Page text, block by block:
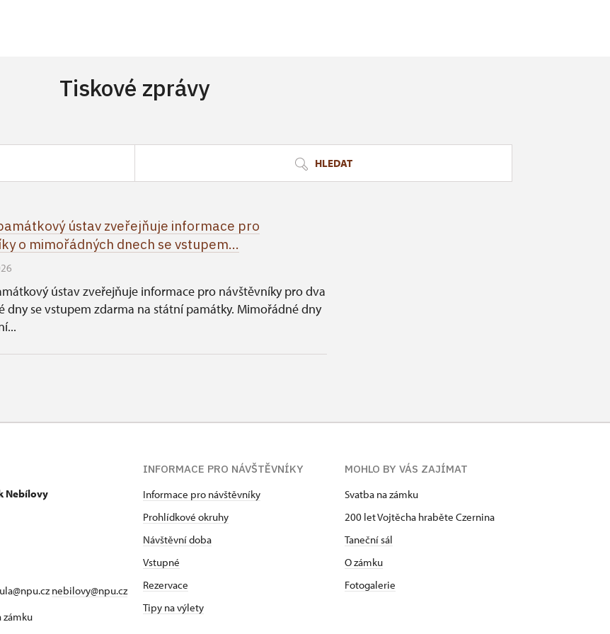
Tiskové zprávy
HLEDAT
ústav zveřejňuje informace pro
o mimořádných dnech se vstupem...
ústav zveřejňuje informace pro návštěvníky pro dva
dny se vstupem zdarma na státní památky. Mimořádné dny
Nebílovy
nebilovy@npu.cz
zámku
INFORMACE PRO NÁVŠTĚVNÍKY
Informace pro návštěvníky
Prohlídkové okruhy
Návštěvní doba
Vstupné
Rezervace
Tipy na výlety
MOHLO BY VÁS ZAJÍMAT
Svatba na zámku
200 let Vojtěcha hraběte Czernina
Taneční sál
O zámku
Fotogalerie